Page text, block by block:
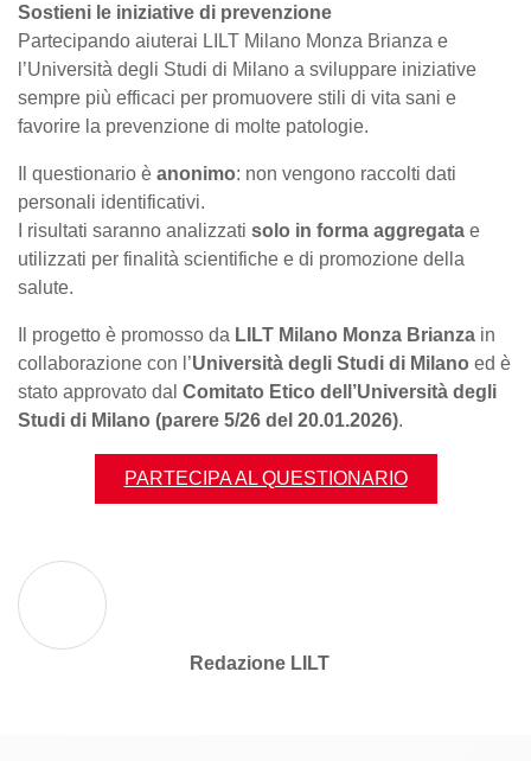
Sostieni le iniziative di prevenzione
Partecipando aiuterai LILT Milano Monza Brianza e
l’Università degli Studi di Milano a sviluppare iniziative
sempre più efficaci per promuovere stili di vita sani e
favorire la prevenzione di molte patologie.
Il questionario è anonimo: non vengono raccolti dati
personali identificativi.
I risultati saranno analizzati solo in forma aggregata e
utilizzati per finalità scientifiche e di promozione della
salute.
Il progetto è promosso da LILT Milano Monza Brianza in
collaborazione con l’Università degli Studi di Milano ed è
stato approvato dal Comitato Etico dell’Università degli
Studi di Milano (parere 5/26 del 20.01.2026).
PARTECIPA AL QUESTIONARIO
Redazione LILT